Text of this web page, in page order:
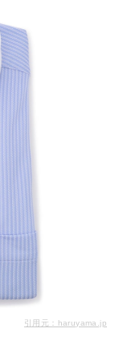
引用元：haruyama.jp